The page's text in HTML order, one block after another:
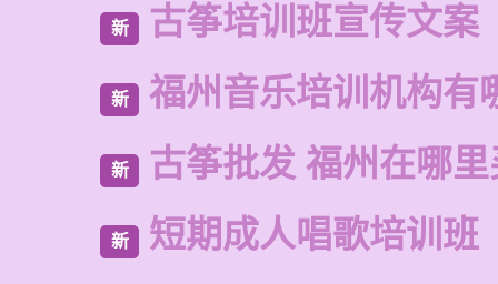
新 古筝培训班宣传文案
新 福州音乐培训机构有
新 古筝批发 福州在哪
新 短期成人唱歌培训班